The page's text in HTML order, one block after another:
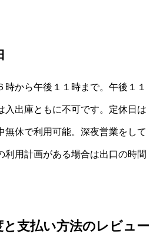
時から午後１１時まで。午後１１
入出庫ともに不可です。定休日は
無休で利用可能。深夜営業をして
利用計画がある場合は出口の時間
と支払い方法のレビュー